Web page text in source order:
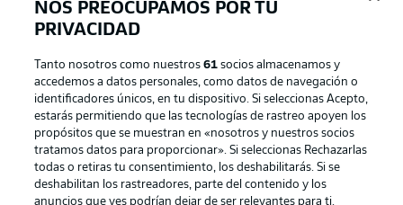
Publicidad Aviso legal
Gestionar las preferencias Declaracion de privacidad
NOS PREOCUPAMOS POR TU
PRIVACIDAD
Tanto nosotros como nuestros61 socios almacenamos y
accedemos a datos personales, como datos de navegación o
identificadores únicos, en tu dispositivo. Si seleccionas Acepto,
estarás permitiendo que las tecnologías de rastreo apoyen los
propósitos que se muestran en «nosotros y nuestros socios
tratamos datos para proporcionar». Si seleccionas Rechazarlas
todas o retiras tu consentimiento, los deshabilitarás. Si se
deshabilitan los rastreadores, parte del contenido y los
anuncios que ves podrían dejar de ser relevantes para ti.